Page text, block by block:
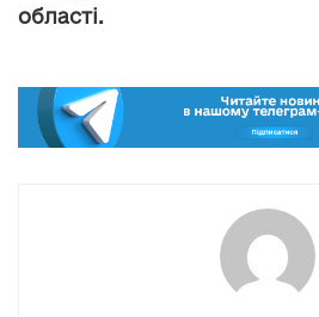
області.